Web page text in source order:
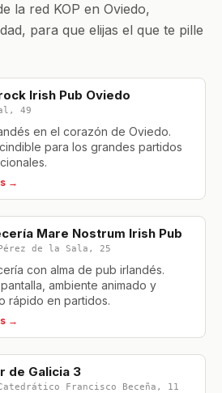
la red KOP en Oviedo,
para que elijas el que te pille
Irish Pub Oviedo
49
en el corazón de Oviedo.
para los grandes partidos
→
Mare Nostrum Irish Pub
de la Sala, 25
con alma de pub irlandés.
ambiente animado y
rápido en partidos.
→
de Galicia 3
Francisco Beceña, 11